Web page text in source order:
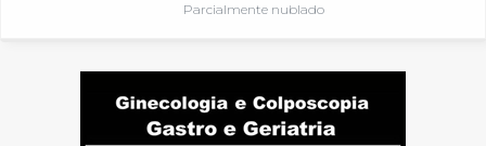
Parcialmente nublado